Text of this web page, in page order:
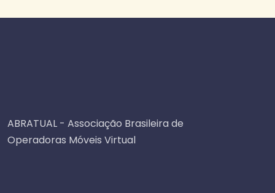
ABRATUAL - Associação Brasileira de
Operadoras Móveis Virtual